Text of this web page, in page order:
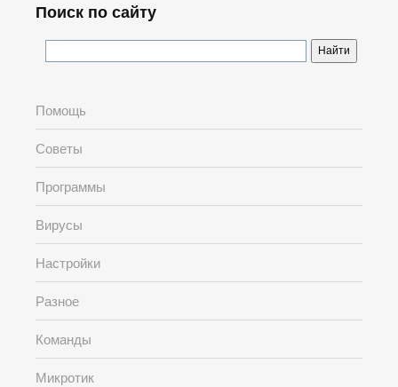
Поиск по сайту
Помощь
Советы
Программы
Вирусы
Настройки
Разное
Команды
Микротик